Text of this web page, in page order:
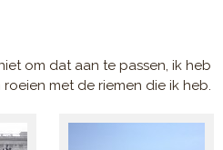
om dat aan te passen, ik heb
met de riemen die ik heb.